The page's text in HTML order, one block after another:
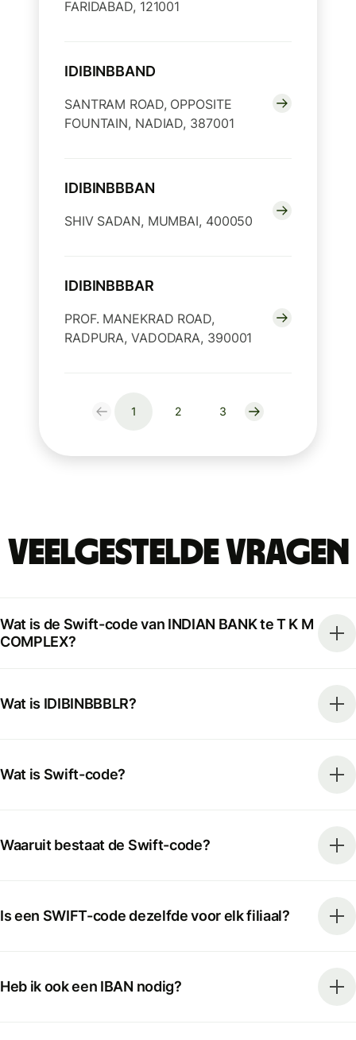
FARIDABAD, 121001
IDIBINBBAND
SANTRAM ROAD, OPPOSITE
FOUNTAIN, NADIAD, 387001
IDIBINBBBAN
SHIV SADAN, MUMBAI, 400050
IDIBINBBBAR
PROF. MANEKRAD ROAD,
RADPURA, VADODARA, 390001
1 2 3
Veelgestelde vragen
Wat is de Swift-code van INDIAN BANK te T K M
COMPLEX?
Wat is IDIBINBBBLR?
Wat is Swift-code?
Waaruit bestaat de Swift-code?
Is een SWIFT-code dezelfde voor elk filiaal?
Heb ik ook een IBAN nodig?